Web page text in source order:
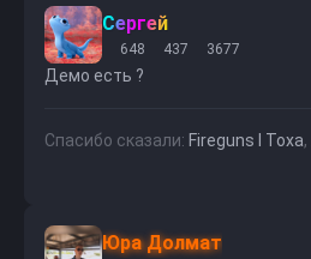
Сергей
648 437 3677
Демо есть ?
Спасибо сказали: Fireguns l Toxa,
Юра Долмат